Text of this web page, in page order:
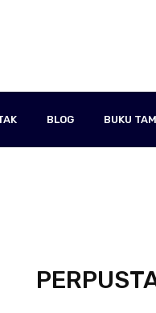
BLOG BUKU